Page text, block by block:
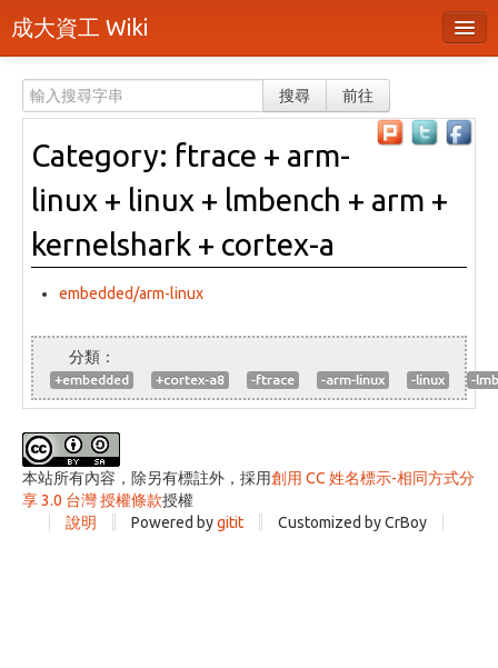
成大資工 Wiki
分類
隨機頁面
最近活動
上傳檔案
登入 / 註冊帳號
搜尋 前往
Category: ftrace + arm-
linux + linux + lmbench + arm +
kernelshark + cortex-a
embedded/arm-linux
+embedded +cortex-a8 -ftrace -arm-linux -linux -
本站所有內容，除另有標註外，採用創用 CC 姓名標示-相同方式分
享 3.0 台灣 授權條款授權
說明
Powered bygitit Customized by CrBoy